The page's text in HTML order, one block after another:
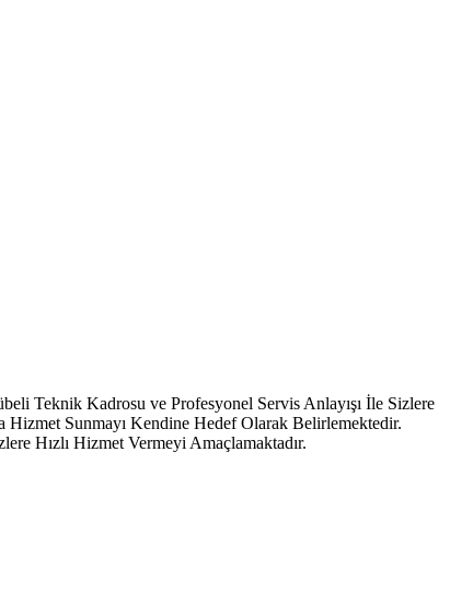
Teknik Kadrosu ve Profesyonel Servis Anlayışı İle Sizlere
Hizmet Sunmayı Kendine Hedef Olarak Belirlemektedir.
Hızlı Hizmet Vermeyi Amaçlamaktadır.